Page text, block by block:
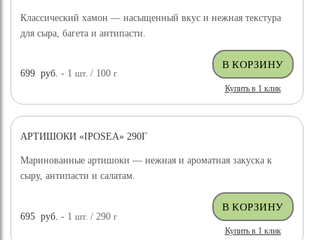
Классический хамон — насыщенный вкус и нежная текстура
для сыра, багета и антипасти.
699 руб. - 1шт. / 100г
Купить в 1 клик
АРТИШОКИ «IPOSEA» 290Г
Маринованные артишоки — нежная и ароматная закуска к
сыру, антипасти и салатам.
695 руб. - 1шт. / 290г
Купить в 1 клик